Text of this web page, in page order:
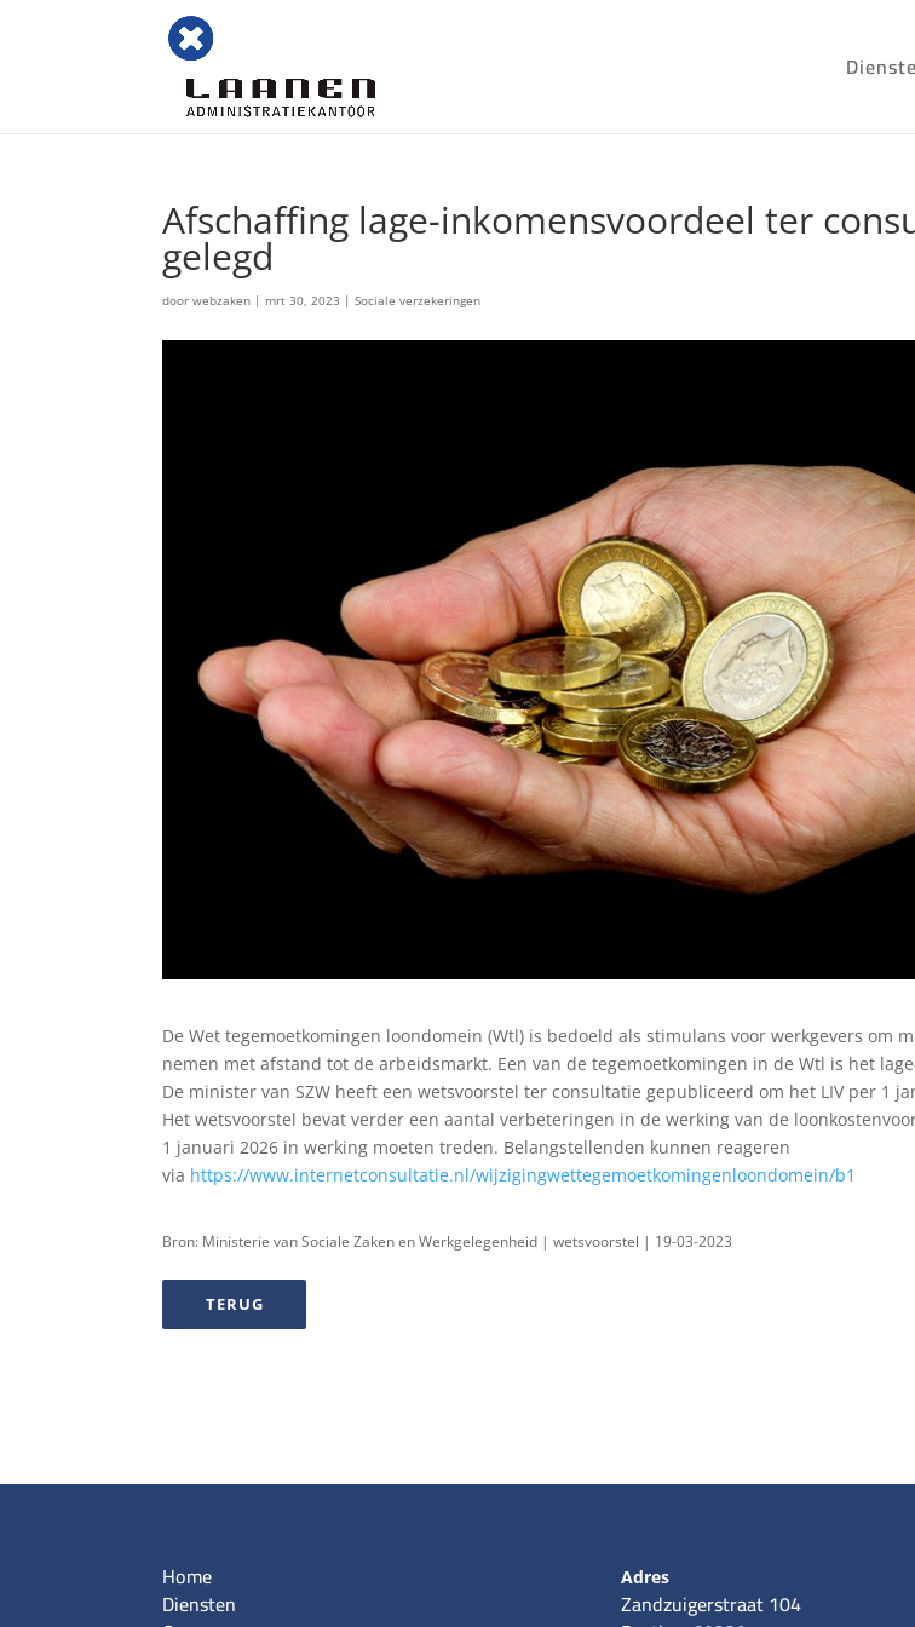
Afschaffing lage-inkomensvoordeel ter
gelegd
doorwebzaken | mrt 30, 2023 |Sociale verzekeringen
De Wet tegemoetkomingen loondomein (Wtl) is bedoeld als stimulans voor werkgevers om
nemen met afstand tot de arbeidsmarkt. Een van de tegemoetkomingen in de Wtl is het
De minister van SZW heeft een wetsvoorstel ter consultatie gepubliceerd om het LIV per 1
Het wetsvoorstel bevat verder een aantal verbeteringen in de werking van de
1 januari 2026 in werking moeten treden. Belangstellenden kunnen reageren
via https://www.internetconsultatie.nl/wijzigingwettegemoetkomingenloondomein/b1
Bron: Ministerie van Sociale Zaken en Werkgelegenheid | wetsvoorstel | 19-03-2023
TERUG
Home
Diensten
Adres
Zandzuigerstraat 104